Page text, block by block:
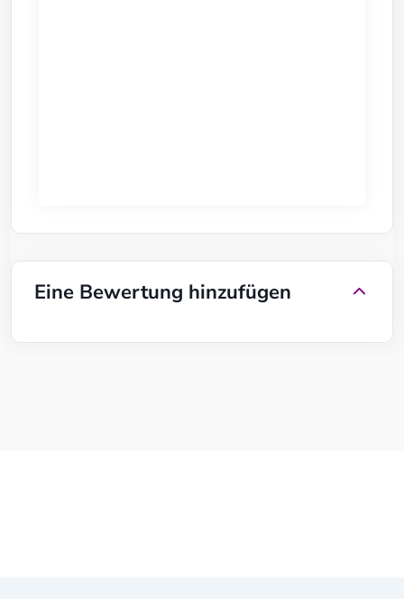
Eine Bewertung hinzufügen